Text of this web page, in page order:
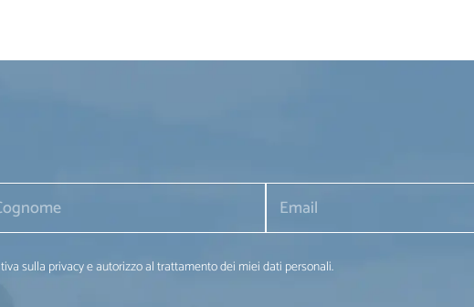
sulla privacy e autorizzo al trattamento dei miei dati personali.